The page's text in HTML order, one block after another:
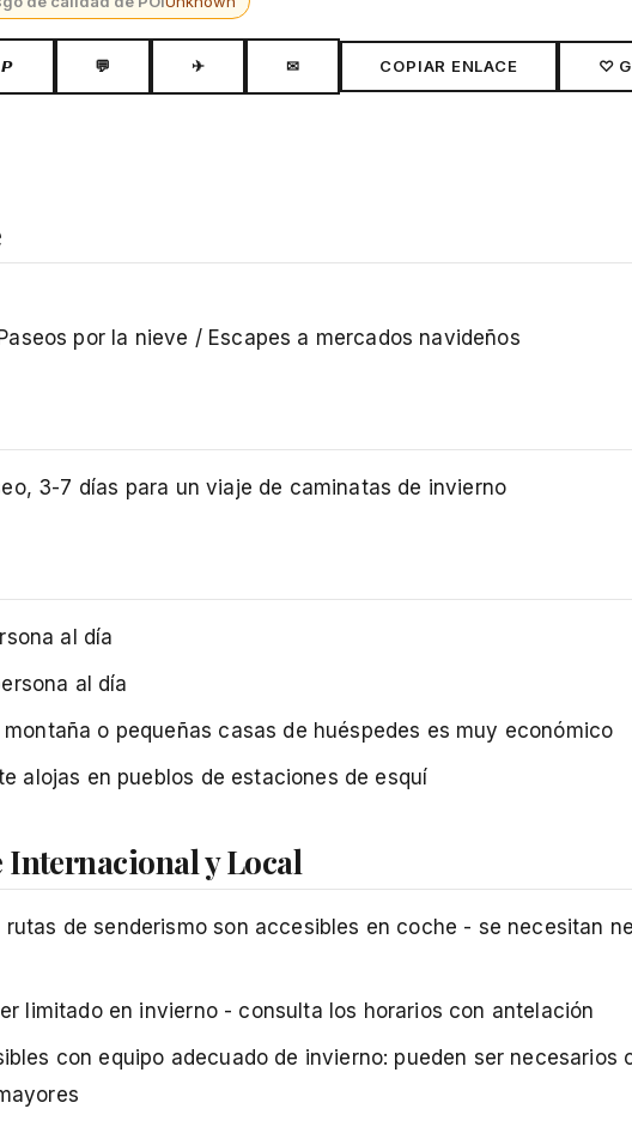
𝙋 💬 ✈ ✉ COPIAR ENLACE ♡
por la nieve / Escapes a mercados navideños
3-7 días para un viaje de caminatas de invierno
al día
al día
o pequeñas casas de huéspedes es muy económico
alojas en pueblos de estaciones de esquí
Internacional y Local
de senderismo son accesibles en coche - se necesitan
limitado en invierno - consulta los horarios con antelación
con equipo adecuado de invierno: pueden ser necesarios